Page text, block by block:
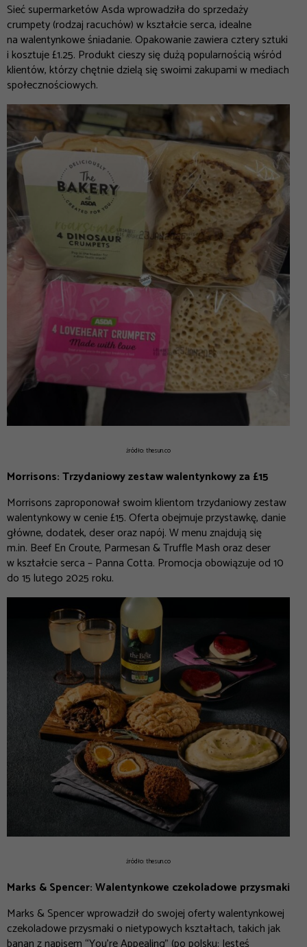
Sieć supermarketów Asda wprowadziła do sprzedaży
crumpety (rodzaj racuchów) w kształcie serca, idealne
na walentynkowe śniadanie. Opakowanie zawiera cztery sztuki
i kosztuje £1.25. Produkt cieszy się dużą popularnością wśród
klientów, którzy chętnie dzielą się swoimi zakupami w mediach
społecznościowych.
źródło: thesun.co
Morrisons: Trzydaniowy zestaw walentynkowy za £15
Morrisons zaproponował swoim klientom trzydaniowy zestaw
walentynkowy w cenie £15. Oferta obejmuje przystawkę, danie
główne, dodatek, deser oraz napój. W menu znajdują się
m.in. Beef En Croute, Parmesan & Truffle Mash oraz deser
w kształcie serca – Panna Cotta. Promocja obowiązuje od 10
do 15 lutego 2025 roku.
źródło: thesun.co
Marks & Spencer: Walentynkowe czekoladowe przysmaki
Marks & Spencer wprowadził do swojej oferty walentynkowej
czekoladowe przysmaki o nietypowych kształtach, takich jak